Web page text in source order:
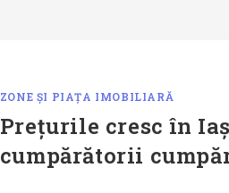
ZONE ȘI PIAȚA IMOBILIARĂ
Prețurile cresc în
cumpărătorii